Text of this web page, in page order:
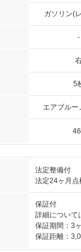
ガソリン(
-
5
エアブルー
法定整備付
法定24ヶ月
保証付
詳細について
保証期間：3
保証距離：